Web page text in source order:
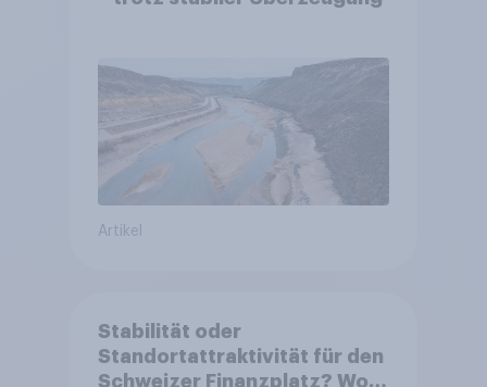
Artikel
Stabilität oder
Standortattraktivität für den
Schweizer Finanzplatz? Wo